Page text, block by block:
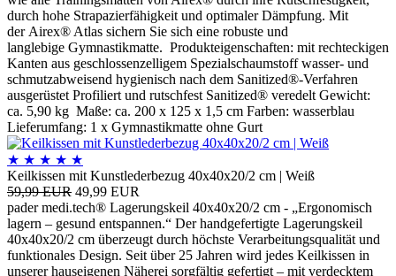
durch hohe Strapazierfähigkeit und optimaler Dämpfung. Mit
der Airex® Atlas sichern Sie sich eine robuste und
langlebige Gymnastikmatte. Produkteigenschaften: mit rechteckigen
Kanten aus geschlossenzelligem Spezialschaumstoff wasser- und
schmutzabweisend hygienisch nach dem Sanitized®-Verfahren
ausgerüstet Profiliert und rutschfest Sanitized® veredelt Gewicht:
ca. 5,90 kg Maße: ca. 200 x 125 x 1,5 cm Farben: wasserblau
Lieferumfang: 1 x Gymnastikmatte ohne Gurt
★ ★ ★ ★ ★
Keilkissen mit Kunstlederbezug 40x40x20/2 cm | Weiß
59,99 EUR 49,99 EUR
pader medi.tech® Lagerungskeil 40x40x20/2 cm - „Ergonomisch
lagern – gesund entspannen.“ Der handgefertigte Lagerungskeil
40x40x20/2 cm überzeugt durch höchste Verarbeitungsqualität und
funktionales Design. Seit über 25 Jahren wird jedes Keilkissen in
unserer hauseigenen Näherei sorgfältig gefertigt – mit verdecktem